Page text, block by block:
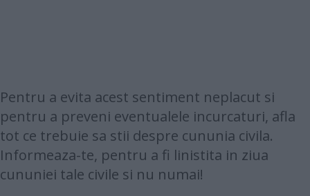
Pentru a evita acest sentiment neplacut si
pentru a preveni eventualele incurcaturi, afla
tot ce trebuie sa stii despre cununia civila.
Informeaza-te, pentru a fi linistita in ziua
cununiei tale civile si nu numai!